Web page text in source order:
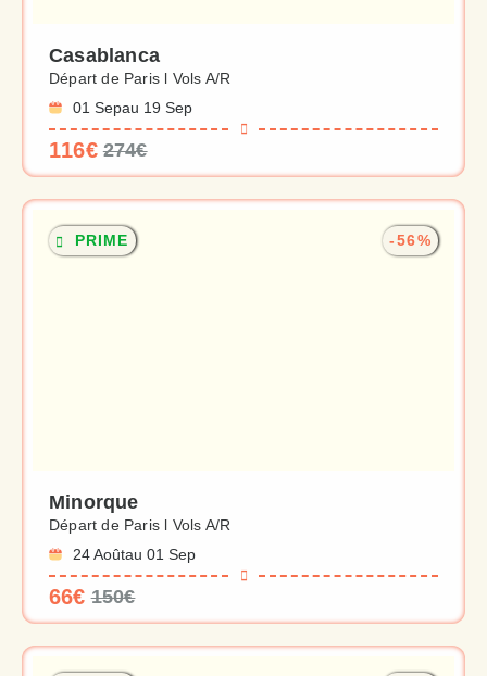
Casablanca
Départ de Paris l Vols A/R
01 Sepau 19 Sep
116€ 274€
PRIME -56%
Minorque
Départ de Paris l Vols A/R
24 Aoûtau 01 Sep
66€ 150€